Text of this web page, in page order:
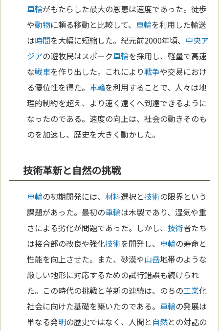
車輪がもたらした最大の恩恵は速度であった。徒歩
や動物に頼る移動と比較して、 車輪を利用した輸送
は時間を大幅に短縮した。紀元前2000年頃、 中央ア
ジアの遊牧民はスポーク車輪を採用し、軽量で高速
な戦車を作り出した。これにより戦争や交易におけ
る優位性を得た。 車輪を利用することで、人々は地
理的制約を超え、より速く遠くへ到達できるように
なったのである。速度の向上は、社会の動きそのも
のを加速し、歴史を大きく動かした。
技術革新と自然の挑戦
車輪の初期開発には、材料選択と技術の限界という
課題があった。最初の車輪は木製であり、湿気や重
さによる劣化が問題であった。しかし、技術者たち
は接合部の改良や強化技術を開発し、 車輪の寿命と
性能を向上させた。また、砂漠や山岳地帯のような
厳しい地形に対応するための試行錯誤も続けられ
た。この時代の挑戦と革新の連続は、のちの工業化
社会に向けた基礎を築いたのである。 車輪の発展は
単なる発明の歴史ではなく、人間と 自然との対話の